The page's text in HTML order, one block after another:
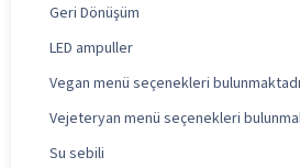
Geri Dönüşüm
LED ampuller
Vegan menü seçenekleri
Vejeteryan menü seçenekleri
Su sebili